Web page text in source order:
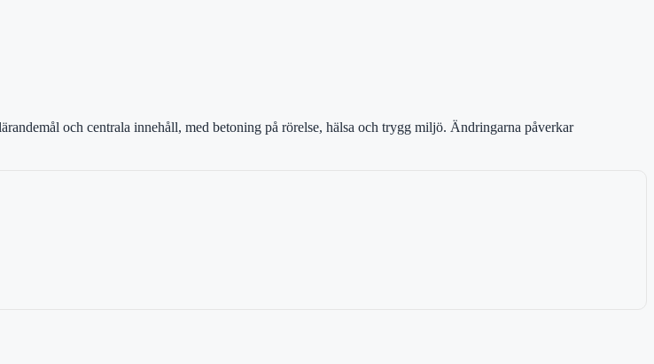
och centrala innehåll, med betoning på rörelse, hälsa och trygg miljö. Ändringarna påverkar